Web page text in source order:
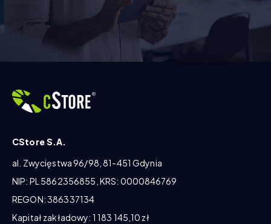
CStore S.A.
al. Zwycięstwa 96/98, 81-451 Gdynia
NIP: PL 5862356855, KRS: 0000846769
REGON: 386337134
Kapitał zakładowy: 1 183 145,10 zł